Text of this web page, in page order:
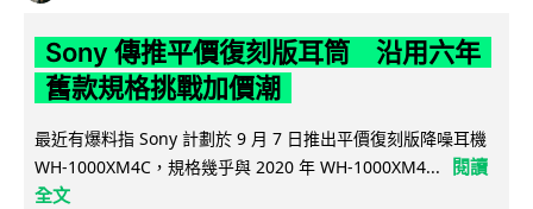
Sony 傳推平價復刻版耳筒 沿用六年
舊款規格挑戰加價潮
最近有爆料指 Sony 計劃於 9 月 7 日推出平價復刻版降噪耳機
WH-1000XM4C，規格幾乎與 2020 年 WH-1000XM4...
閱讀
全文